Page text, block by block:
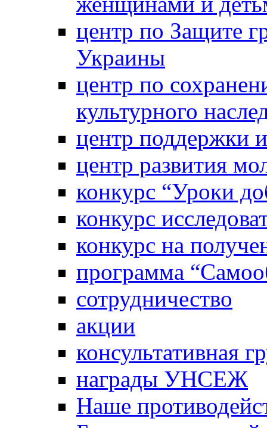
центр по Защите
Украины
центр по
культурного
центр поддержки
центр развития
конкурс “Уроки
конкурс
конкурс на
программа
сотрудничество
акции
консультативная
награды УНСЕЖ
Наше